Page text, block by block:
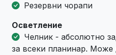
Резервни чорапи
Осветление
Челник - абсолютно
за всеки планинар. Може